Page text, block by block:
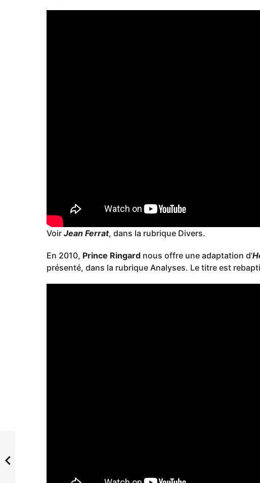
Voir Jean Ferrat, dans la rubrique Divers.
En 2010, Prince Ringard nous offre une adaptation d’
présenté, dans la rubrique Analyses. Le titre est